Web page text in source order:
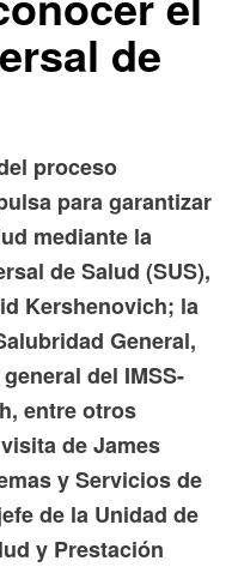
de
proceso
para garantizar
mediante la
de Salud (SUS),
Kershenovich; la
General,
del IMSS-
entre otros
de James
y Servicios de
de la Unidad de
y Prestación